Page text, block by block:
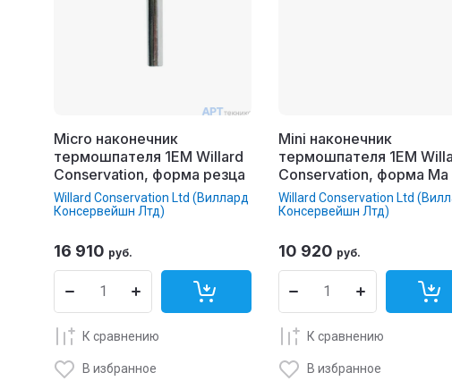
Micro наконечник
термошпателя 1EM Willard
Conservation, форма резца
Willard Conservation Ltd (Виллард
Консервейшн Лтд)
16 910 руб.
К сравнению
В избранное
Mini наконечник
термошпателя 1EM
Conservation, форма Ma
Willard Conservation Ltd
Консервейшн Лтд)
10 920 руб.
К сравнению
В избранное